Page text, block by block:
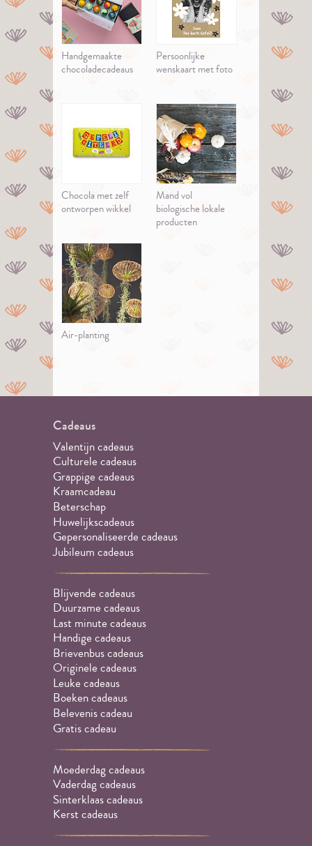
Handgemaakte
chocoladecadeaus
Persoonlijke
wenskaart met foto
Chocola met zelf
ontworpen wikkel
Mand vol
biologische lokale
producten
Air-planting
Cadeaus
Valentijn cadeaus
Culturele cadeaus
Grappige cadeaus
Kraamcadeau
Beterschap
Huwelijkscadeaus
Gepersonaliseerde cadeaus
Jubileum cadeaus
Blijvende cadeaus
Duurzame cadeaus
Last minute cadeaus
Handige cadeaus
Brievenbus cadeaus
Originele cadeaus
Leuke cadeaus
Boeken cadeaus
Belevenis cadeau
Gratis cadeau
Moederdag cadeaus
Vaderdag cadeaus
Sinterklaas cadeaus
Kerst cadeaus